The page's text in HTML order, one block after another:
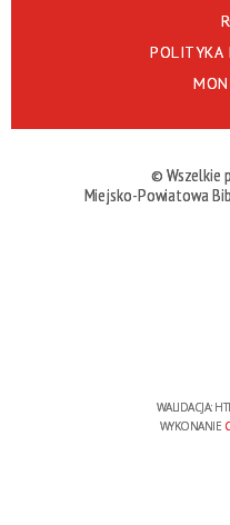
POLITYKA
© Wszelkie
Miejsko-Powiatowa
WALIDACJA:
WYKONANIE